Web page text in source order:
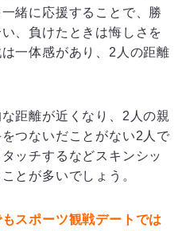
緒に応援することで、勝
、負けたときは悔しさを
一体感があり、2人の距離
距離が近くなり、2人の親
つないだことがない2人で
ッチするなどスキンシッ
とが多いでしょう。
スポーツ観戦デートでは